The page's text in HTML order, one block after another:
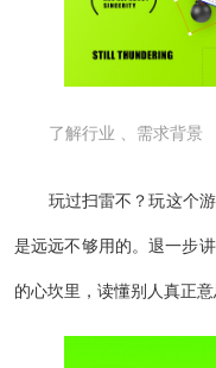
了解行业 、需求背景
玩过扫雷不？玩这个
是远远不够用的。退一步
的心坎里，读懂别人真正意